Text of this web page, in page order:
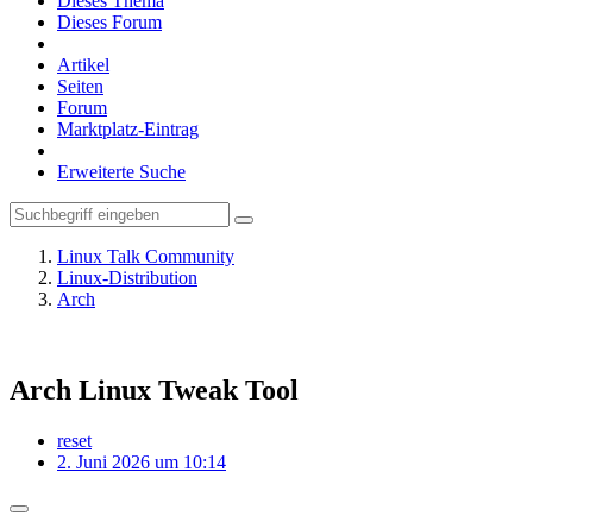
Dieses Forum
Artikel
Seiten
Forum
Marktplatz-Eintrag
Erweiterte Suche
Linux Talk Community
Linux-Distribution
Arch
Arch Linux Tweak Tool
reset
2. Juni 2026 um 10:14